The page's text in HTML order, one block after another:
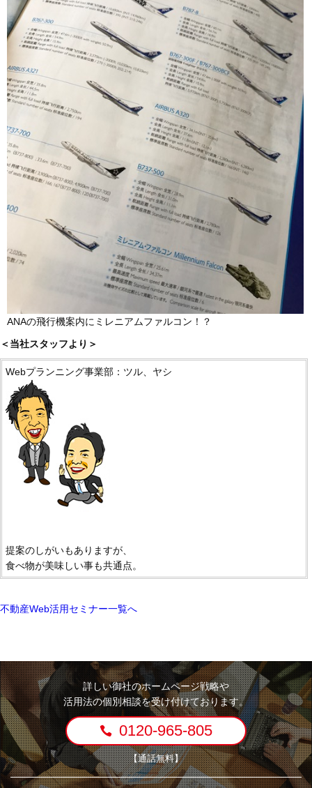
ANAの飛行機案内にミレニアムファルコン！？
＜当社スタッフより＞
Webプランニング事業部：ツル、ヤシ
提案のしがいもありますが、
食べ物が美味しい事も共通点。
不動産Web活用セミナー一覧へ
詳しい御社のホームページ戦略や
活用法の個別相談を受け付けております。
0120-965-805
【通話無料】